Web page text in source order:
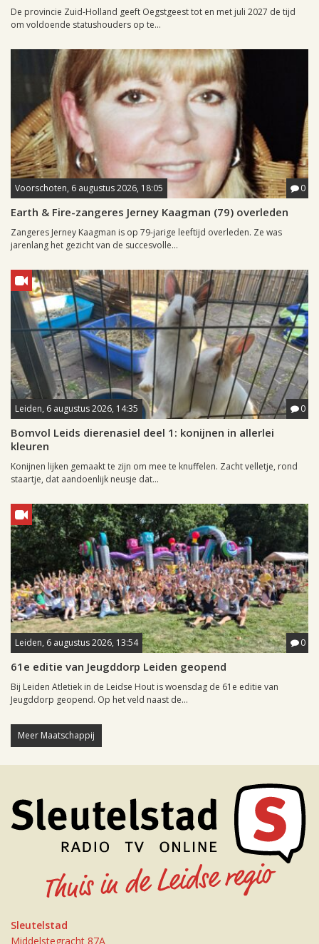
De provincie Zuid-Holland geeft Oegstgeest tot en met juli 2027 de tijd
om voldoende statushouders op te...
Voorschoten, 6 augustus 2026, 18:05 0
Earth & Fire-zangeres Jerney Kaagman (79) overleden
Zangeres Jerney Kaagman is op 79-jarige leeftijd overleden. Ze was
jarenlang het gezicht van de succesvolle...
Leiden, 6 augustus 2026, 14:35 0
Bomvol Leids dierenasiel deel 1: konijnen in allerlei
kleuren
Konijnen lijken gemaakt te zijn om mee te knuffelen. Zacht velletje, rond
staartje, dat aandoenlijk neusje dat...
Leiden, 6 augustus 2026, 13:54 0
61e editie van Jeugddorp Leiden geopend
Bij Leiden Atletiek in de Leidse Hout is woensdag de 61e editie van
Jeugddorp geopend. Op het veld naast de...
Meer Maatschappij
Sleutelstad
Middelstegracht 87A